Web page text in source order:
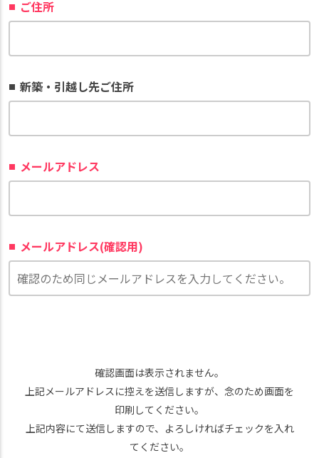
ご住所
新築・引越し先ご住所
メールアドレス
メールアドレス(確認用)
確認画面は表示されません。
上記メールアドレスに控えを送信しますが、念のため画面を
印刷してください。
上記内容にて送信しますので、よろしければチェックを入れ
てください。